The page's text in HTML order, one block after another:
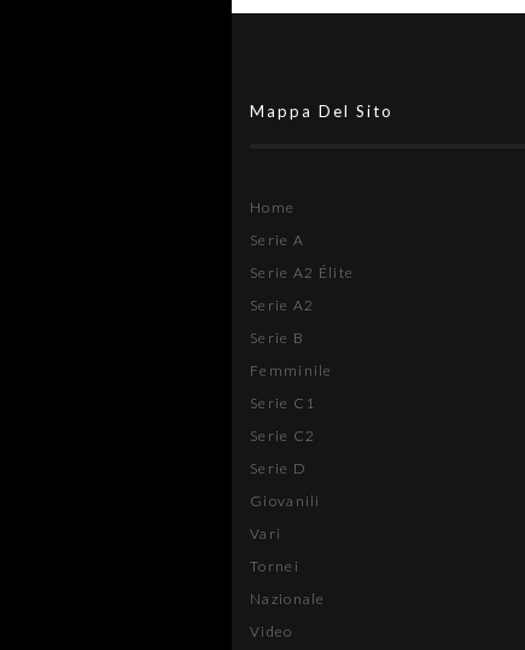
Mappa Del Sito
Home
Serie A
Serie A2 Élite
Serie A2
Serie B
Femminile
Serie C1
Serie C2
Serie D
Giovanili
Vari
Tornei
Nazionale
Video